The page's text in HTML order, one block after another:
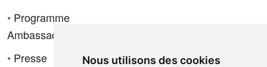
Nous utilisons des cookies
• Programme
Ambassadeur
• Presse